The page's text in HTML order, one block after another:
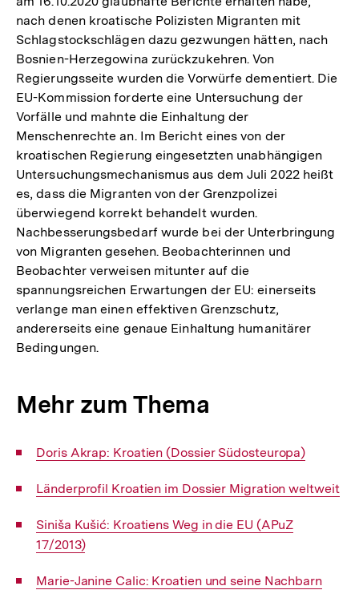
nach denen kroatische Polizisten Migranten mit
Schlagstockschlägen dazu gezwungen hätten, nach
Bosnien-Herzegowina zurückzukehren. Von
Regierungsseite wurden die Vorwürfe dementiert. Die
EU-Kommission forderte eine Untersuchung der
Vorfälle und mahnte die Einhaltung der
Menschenrechte an. Im Bericht eines von der
kroatischen Regierung eingesetzten unabhängigen
Untersuchungsmechanismus aus dem Juli 2022 heißt
es, dass die Migranten von der Grenzpolizei
überwiegend korrekt behandelt wurden.
Nachbesserungsbedarf wurde bei der Unterbringung
von Migranten gesehen. Beobachterinnen und
Beobachter verweisen mitunter auf die
spannungsreichen Erwartungen der EU: einerseits
verlange man einen effektiven Grenzschutz,
andererseits eine genaue Einhaltung humanitärer
Bedingungen.
Mehr zum Thema
Interner
Doris Akrap: Kroatien (Dossier Südosteuropa)
Interner
Länderprofil Kroatien im Dossier Migration weltweit
Interner
Link:
Siniša Kušić: Kroatiens Weg in die EU (APuZ
17/2013)
Interner
Marie-Janine Calic: Kroatien und seine Nachbarn